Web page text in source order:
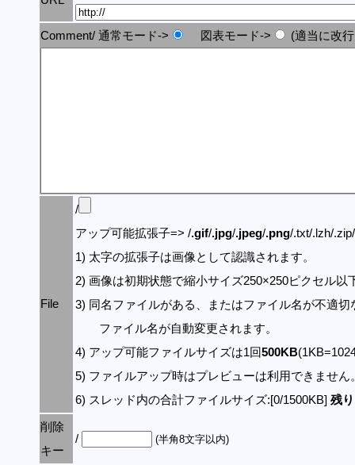
Comment/ 通常モード-> 図表モード-> (適当に改
File
/
アップ可能拡張子=> /.gif/.jpg/.jpeg/.png/.txt/.lzh/
1) 太字の拡張子は画像として認識されます。
2) 画像は初期状態で縮小サイズ250×250ピクセル以
3) 同名ファイルがある、またはファイル名が不適切
ファイル名が自動変更されます。
4) アップ可能ファイルサイズは1回500KB
5) ファイルアップ時はプレビューは利用できません
6) スレッド内の合計ファイルサイズ:[0/1500KB] 残
削除
キー
/ (半角8文字以内)